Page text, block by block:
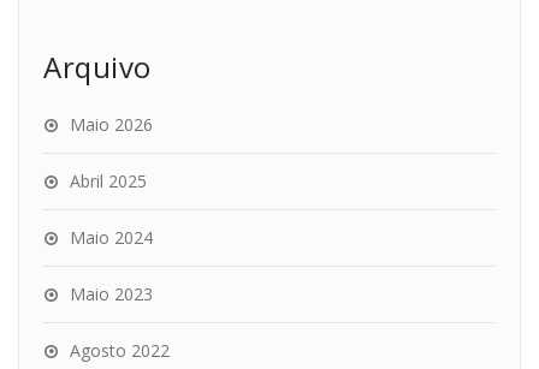
Arquivo
Maio 2026
Abril 2025
Maio 2024
Maio 2023
Agosto 2022